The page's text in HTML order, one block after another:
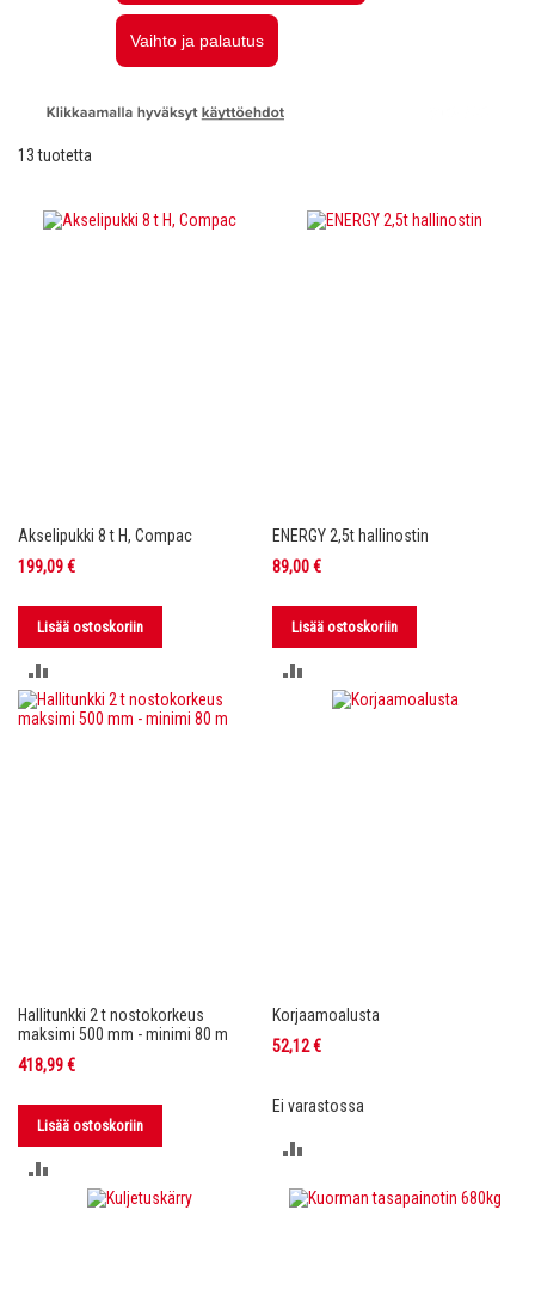
13tuotetta
Akselipukki 8 t H, Compac
199,09 €
Lisää ostoskoriin
VERTAILUUN
ENERGY 2,5t hallinostin
89,00 €
Lisää ostoskoriin
VERTAILUUN
Hallitunkki 2 t nostokorkeus
maksimi 500 mm - minimi 80 m
418,99 €
Lisää ostoskoriin
VERTAILUUN
Korjaamoalusta
52,12 €
Ei varastossa
VERTAILUUN